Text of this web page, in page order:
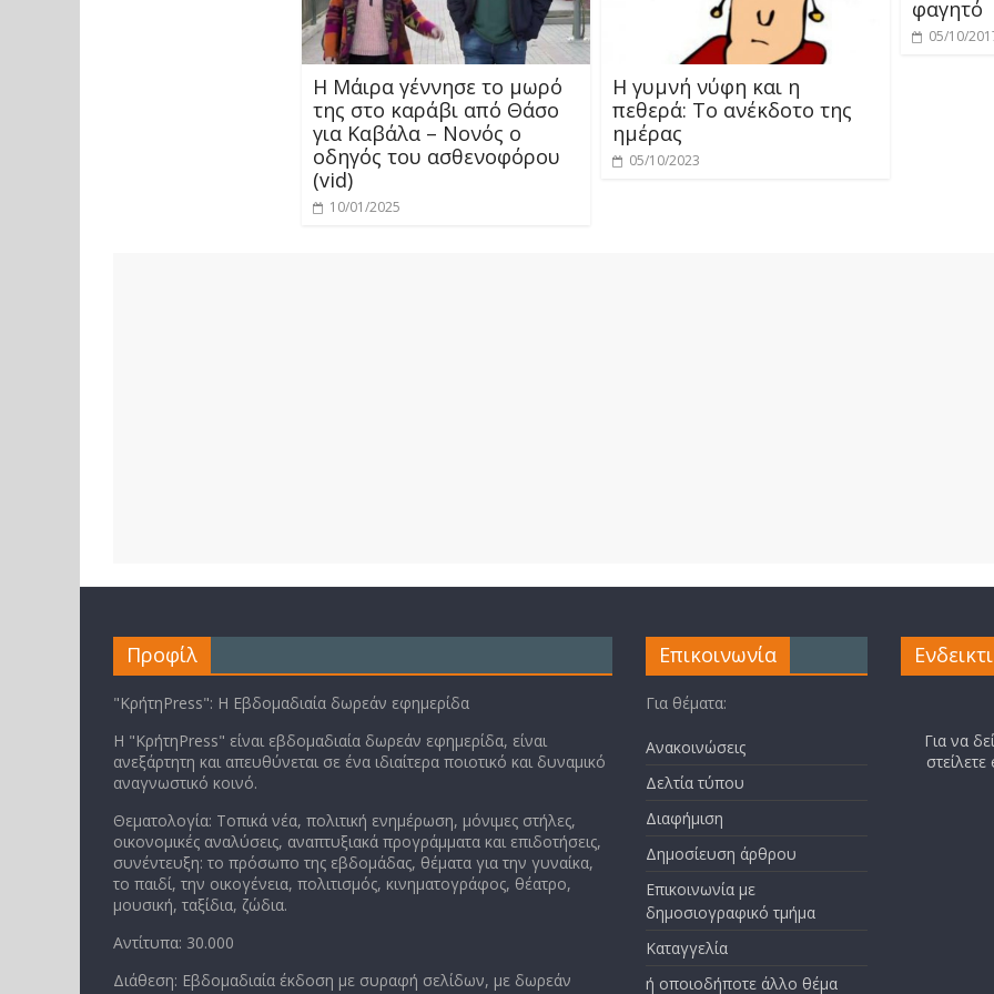
Η Μάιρα γέννησε το μωρό
της στο καράβι από Θάσο
για Καβάλα – Νονός ο
οδηγός του ασθενοφόρου
(vid)
10/01/2025
Η γυμνή νύφη και η
πεθερά: Το ανέκδοτο της
ημέρας
05/10/2023
φαγητό
05/10/
Προφίλ
"ΚρήτηPress": Η Εβδομαδιαία δωρεάν εφημερίδα
Η "ΚρήτηPress" είναι εβδομαδιαία δωρεάν εφημερίδα, είναι
ανεξάρτητη και απευθύνεται σε ένα ιδιαίτερα ποιοτικό και δυναμικό
αναγνωστικό κοινό.
Θεματολογία: Τοπικά νέα, πολιτική ενημέρωση, μόνιμες στήλες,
οικονομικές αναλύσεις, αναπτυξιακά προγράμματα και επιδοτήσεις,
συνέντευξη: το πρόσωπο της εβδομάδας, θέματα για την γυναίκα,
το παιδί, την οικογένεια, πολιτισμός, κινηματογράφος, θέατρο,
μουσική, ταξίδια, ζώδια.
Αντίτυπα: 30.000
Διάθεση: Εβδομαδιαία έκδοση με συραφή σελίδων, με δωρεάν
Επικοινωνία
Για θέματα:
Ανακοινώσεις
Δελτία τύπου
Διαφήμιση
Δημοσίευση άρθρου
Επικοινωνία με
δημοσιογραφικό τμήμα
Καταγγελία
ή οποιοδήποτε άλλο θέμα
Για να